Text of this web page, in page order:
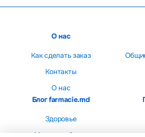
О нас
Как сделать заказ
Контакты
О нас
Блог farmacie.md
Здоровье
Мама и ребенок